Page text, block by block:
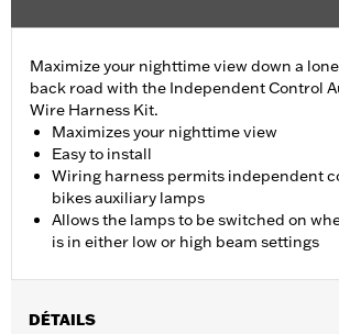
Maximize your nighttime view down a
back road with the Independent Control
Wire Harness Kit.
Maximizes your nighttime view
Easy to install
Wiring harness permits independent
bikes auxiliary lamps
Allows the lamps to be switched on
is in either low or high beam settings
DÉTAILS